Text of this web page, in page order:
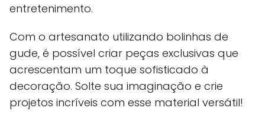
entretenimento.
Com o artesanato utilizando bolinhas de
gude, é possível criar peças exclusivas que
acrescentam um toque sofisticado à
decoração. Solte sua imaginação e crie
projetos incríveis com esse material versátil!